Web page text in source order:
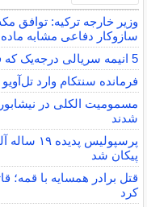
وزیر خارجه ترکیه: توافق
سازوکار دفاعی مشابه ماده ۵
5 انیمه سریالی درجه‌یک که فقط یک فصل دارند
فرمانده سنتکام وارد
شدند
پیکان شد
قتل برادر همسایه با قمه؛
کرد